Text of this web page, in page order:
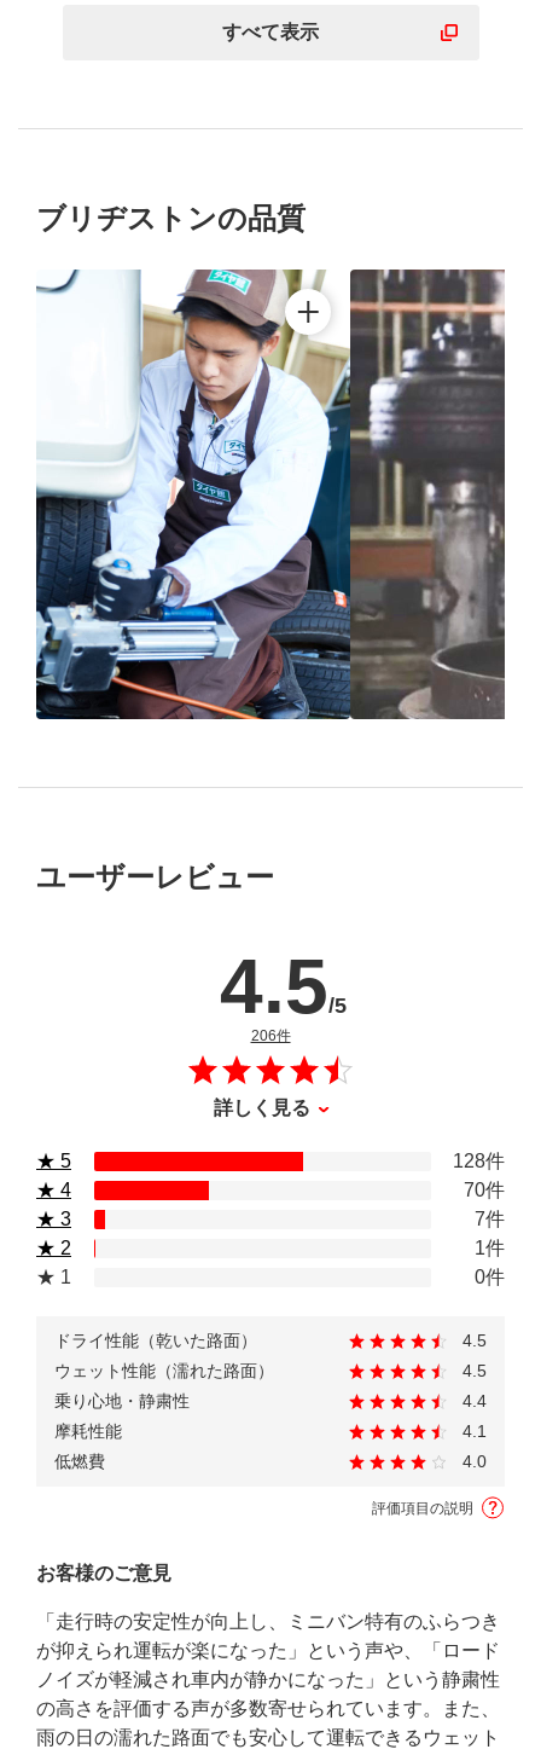
すべて表示
ブリヂストンの品質
ユーザーレビュー
206件のレビュー
4.5/5
詳しく見る
★ 5
128件
★ 4
70件
★ 3
7件
★ 2
1件
★ 1
0件
ドライ性能（乾いた路面）
4.5
ウェット性能（濡れた路面）
4.5
乗り心地・静粛性
4.4
摩耗性能
4.1
低燃費
4.0
評価項目の説明
お客様のご意見
「走行時の安定性が向上し、ミニバン特有のふらつき
が抑えられ運転が楽になった」という声や、「ロード
ノイズが軽減され車内が静かになった」という静粛性
の高さを評価する声が多数寄せられています。また、
雨の日の濡れた路面でも安心して運転できるウェット